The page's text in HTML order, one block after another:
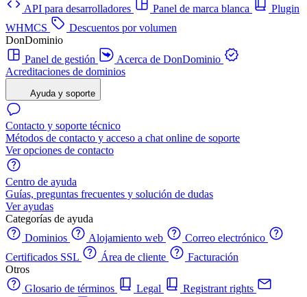
API para desarrolladores
Panel de marca blanca
Plugin
WHMCS
Descuentos por volumen
DonDominio
Panel de gestión
Acerca de DonDominio
Acreditaciones de dominios
Ayuda y soporte
Contacto y soporte técnico
Métodos de contacto y acceso a chat online de soporte
Ver opciones de contacto
Centro de ayuda
Guías, preguntas frecuentes y solución de dudas
Ver ayudas
Categorías de ayuda
Dominios
Alojamiento web
Correo electrónico
Certificados SSL
Área de cliente
Facturación
Otros
Glosario de términos
Legal
Registrant rights